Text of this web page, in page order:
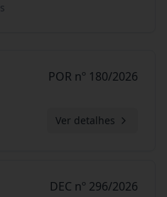
s
POR nº 180/2026
Ver detalhes
DEC nº 296/2026